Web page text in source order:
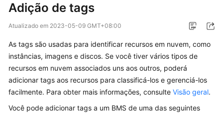
geral
de
Primeiros
passos
Guia
usuário
Adição de tags
Atualizado em 2023-05-09 GMT+08:00
As tags são usadas para identificar recursos em nuvem, como
instâncias, imagens e discos. Se você tiver vários tipos de
recursos em nuvem associados uns aos outros, poderá
adicionar tags aos recursos para classificá-los e gerenciá-los
facilmente. Para obter mais informações, consulte Visão geral.
Você pode adicionar tags a um BMS de uma das seguintes